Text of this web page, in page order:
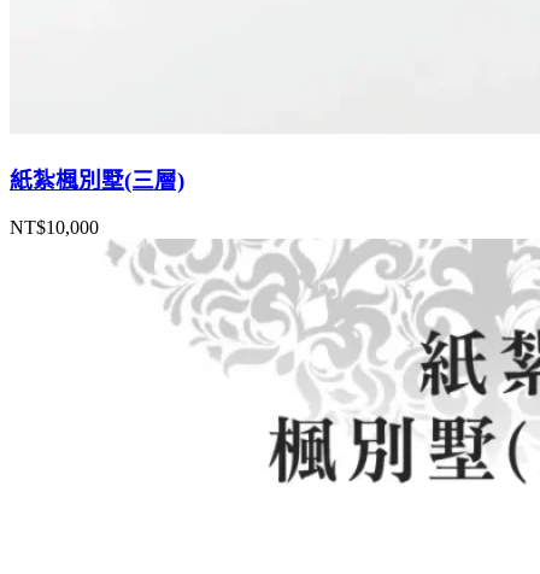
紙紮楓別墅(三層)
NT$10,000